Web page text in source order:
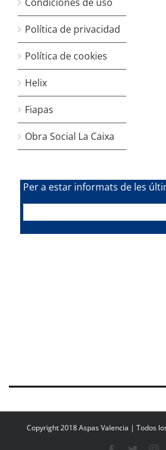
Política de privacidad
Política de cookies
Helix
Fiapas
Obra Social La Caixa
Per a estar informats de les
Copyright 2018 Aspas Valencia | Todos